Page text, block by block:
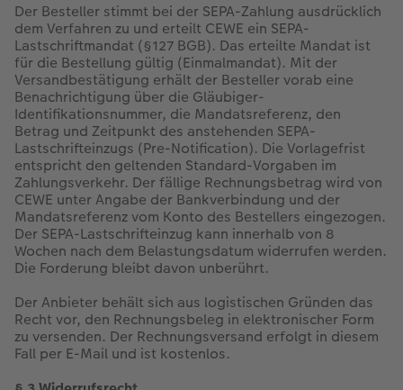
Der Besteller stimmt bei der SEPA-Zahlung ausdrücklich
dem Verfahren zu und erteilt CEWE ein SEPA-
Lastschriftmandat (§127 BGB). Das erteilte Mandat ist
für die Bestellung gültig (Einmalmandat). Mit der
Versandbestätigung erhält der Besteller vorab eine
Benachrichtigung über die Gläubiger-
Identifikationsnummer, die Mandatsreferenz, den
Betrag und Zeitpunkt des anstehenden SEPA-
Lastschrifteinzugs (Pre-Notification). Die Vorlagefrist
entspricht den geltenden Standard-Vorgaben im
Zahlungsverkehr. Der fällige Rechnungsbetrag wird von
CEWE unter Angabe der Bankverbindung und der
Mandatsreferenz vom Konto des Bestellers eingezogen.
Der SEPA-Lastschrifteinzug kann innerhalb von 8
Wochen nach dem Belastungsdatum widerrufen werden.
Die Forderung bleibt davon unberührt.
Der Anbieter behält sich aus logistischen Gründen das
Recht vor, den Rechnungsbeleg in elektronischer Form
zu versenden. Der Rechnungsversand erfolgt in diesem
Fall per E-Mail und ist kostenlos.